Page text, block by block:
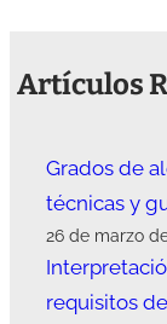
Artículos
Grados de
técnicas y
26 de marzo
requisitos